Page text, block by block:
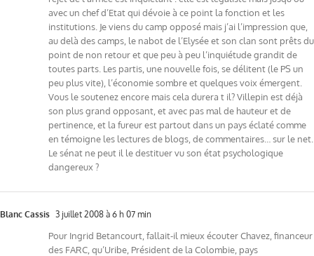
avec un chef d’Etat qui dévoie à ce point la fonction et les
institutions. Je viens du camp opposé mais j’ai l’impression que,
au delà des camps, le nabot de l’Elysée et son clan sont prêts du
point de non retour et que peu à peu l’inquiétude grandit de
toutes parts. Les partis, une nouvelle fois, se délitent (le PS un
peu plus vite), l’économie sombre et quelques voix émergent.
Vous le soutenez encore mais cela durera t il? Villepin est déjà
son plus grand opposant, et avec pas mal de hauteur et de
pertinence, et la fureur est partout dans un pays éclaté comme
en témoigne les lectures de blogs, de commentaires… sur le net.
Le sénat ne peut il le destituer vu son état psychologique
dangereux ?
Blanc Cassis 3 juillet 2008 à 6 h 07 min
Pour Ingrid Betancourt, fallait-il mieux écouter Chavez, financeur
des FARC, qu’Uribe, Président de la Colombie, pays